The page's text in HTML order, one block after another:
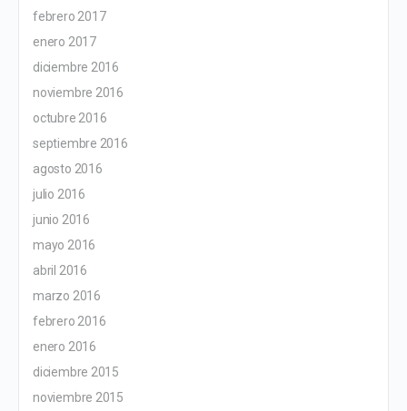
febrero 2017
enero 2017
diciembre 2016
noviembre 2016
octubre 2016
septiembre 2016
agosto 2016
julio 2016
junio 2016
mayo 2016
abril 2016
marzo 2016
febrero 2016
enero 2016
diciembre 2015
noviembre 2015